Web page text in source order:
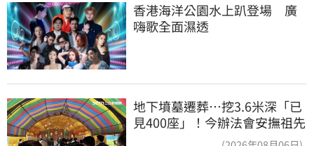
香港海洋公園水上趴登場　廣
嗨歌全面濕透
地下墳墓遷葬…挖3.6米深「已
見400座」！今辦法會安撫祖先